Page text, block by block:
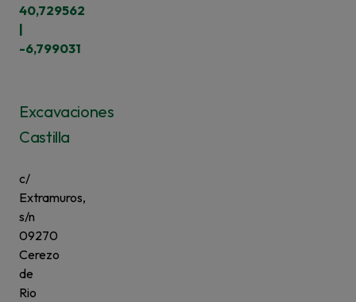
40,729562
-6,799031
Excavaciones
Castilla
c/
Extramuros,
s/n
09270
Cerezo
de
Rio